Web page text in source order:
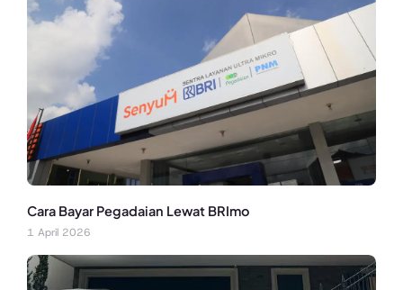
Cara Bayar Pegadaian Lewat BRImo
1 April 2026